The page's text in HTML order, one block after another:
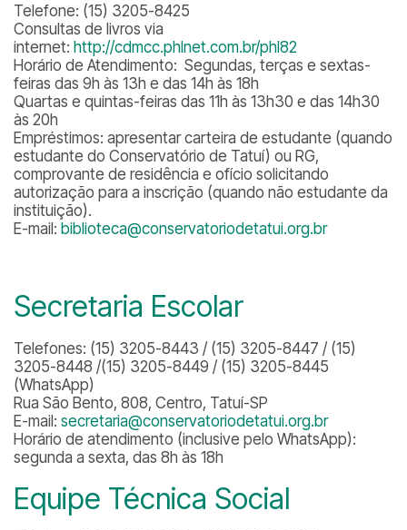
Telefone: (15) 3205-8425
Consultas de livros via
internet: http://cdmcc.phlnet.com.br/phl82
Horário de Atendimento: Segundas, terças e sextas-
feiras das 9h às 13h e das 14h às 18h
Quartas e quintas-feiras das 11h às 13h30 e das 14h30
às 20h
Empréstimos: apresentar carteira de estudante (quando
estudante do Conservatório de Tatuí) ou RG,
comprovante de residência e ofício solicitando
autorização para a inscrição (quando não estudante da
instituição).
E-mail: biblioteca@conservatoriodetatui.org.br
Secretaria Escolar
Telefones: (15) 3205-8443 / (15) 3205-8447 / (15)
3205-8448 /(15) 3205-8449 / (15) 3205-8445
(WhatsApp)
Rua São Bento, 808, Centro, Tatuí-SP
E-mail: secretaria@conservatoriodetatui.org.br
Horário de atendimento (inclusive pelo WhatsApp):
segunda a sexta, das 8h às 18h
Equipe Técnica Social